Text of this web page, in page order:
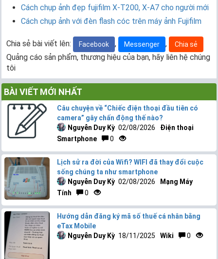
Cách chụp ảnh đẹp fujifilm X-T200, X-A7 cho người mới
Cách chụp ảnh với đèn flash cóc trên máy ảnh Fujifilm
Chia sẻ bài viết lên: Facebook , Messenger , Chia sẻ
Quảng cáo sản phẩm, thương hiệu của bạn, hãy liên hệ chúng
tôi
BÀI VIẾT MỚI NHẤT
Câu chuyện về “Chiếc điện thoại đầu tiên có
camera” gây chấn động thế nào?
Nguyễn Duy Kỳ 02/08/2026
Điện thoại
Smartphone
0
Lịch sử ra đời của Wifi? WIFI đã thay đổi cuộc
sống chúng ta như smartphone
Nguyễn Duy Kỳ 02/08/2026
Mạng Máy
Tính
0
Hướng dẫn đăng ký mã số thuế cá nhân bằng
eTax Mobile
Nguyễn Duy Kỳ 18/11/2025 Wiki 0